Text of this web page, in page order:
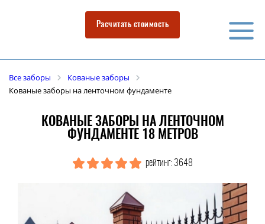
Расчитать стоимость
Все заборы
Кованые заборы
Кованые заборы на ленточном фундаменте
КОВАНЫЕ ЗАБОРЫ НА ЛЕНТОЧНОМ
ФУНДАМЕНТЕ 18 МЕТРОВ
рейтинг: 3648